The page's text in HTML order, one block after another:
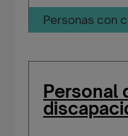
Personas con
Personal